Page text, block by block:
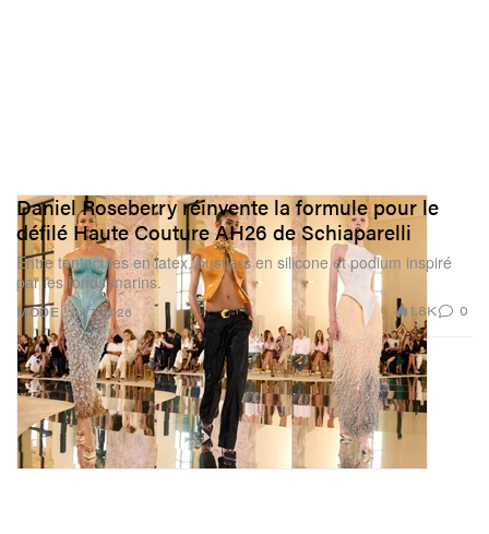
MODE
Daniel Roseberry réinvente la formule pour le
défilé Haute Couture AH26 de Schiaparelli
Entre tentacules en latex, bustiers en silicone et podium inspiré
par les fonds marins.
Jul 7, 2026 1.8K 0